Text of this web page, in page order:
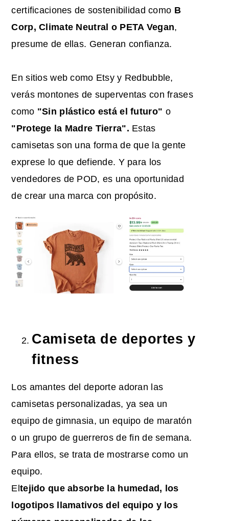
certificaciones de sostenibilidad como B
Corp, Climate Neutral o PETA Vegan,
presume de ellas. Generan confianza.
En sitios web como Etsy y Redbubble,
verás montones de superventas con frases
como "Sin plástico está el futuro" o
"Protege la Madre Tierra". Estas
camisetas son una forma de que la gente
exprese lo que defiende. Y para los
vendedores de POD, es una oportunidad
de crear una marca con propósito.
Camiseta de deportes y
fitness
Los amantes del deporte adoran las
camisetas personalizadas, ya sea un
equipo de gimnasia, un equipo de maratón
o un grupo de guerreros de fin de semana.
Para ellos, se trata de mostrarse como un
equipo.
El tejido que absorbe la humedad, los
logotipos llamativos del equipo y los